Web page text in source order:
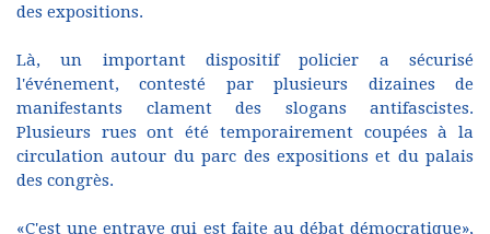
des expositions.
Là, un important dispositif policier a sécurisé
l'événement, contesté par plusieurs dizaines de
manifestants clament des slogans antifascistes.
Plusieurs rues ont été temporairement coupées à la
circulation autour du parc des expositions et du palais
des congrès.
«C'est une entrave qui est faite au débat démocratique»,